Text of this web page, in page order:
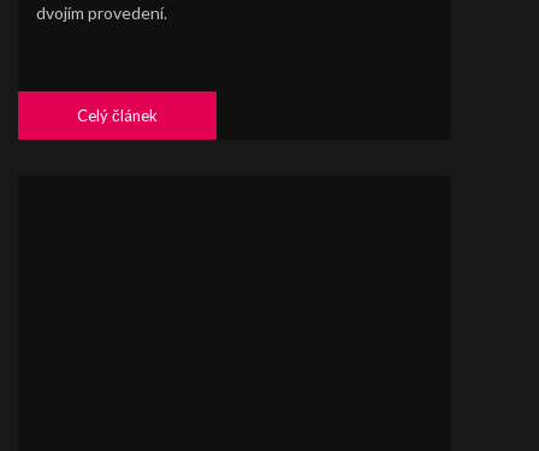
dvojím provedení.
Celý článek